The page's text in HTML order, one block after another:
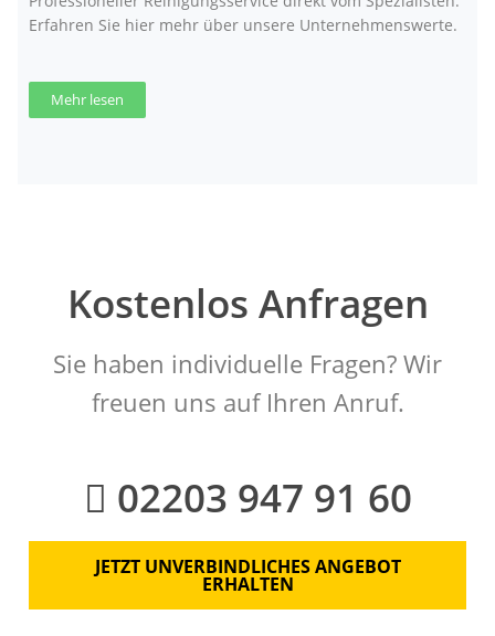
Erfahren Sie hier mehr über unsere Unternehmenswerte.
Mehr lesen
Kostenlos Anfragen
Sie haben individuelle Fragen? Wir
freuen uns auf Ihren Anruf.
02203 947 91 60
JETZT UNVERBINDLICHES ANGEBOT
ERHALTEN